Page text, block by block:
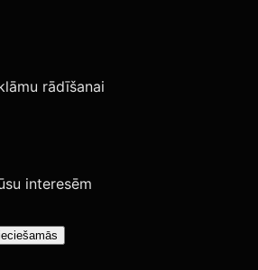
rādīšanai
interesēm